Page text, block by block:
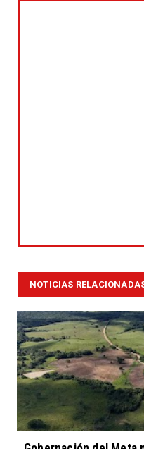
NOTICIAS